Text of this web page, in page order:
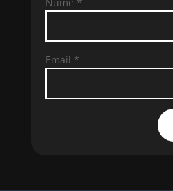
Nume *
Email *